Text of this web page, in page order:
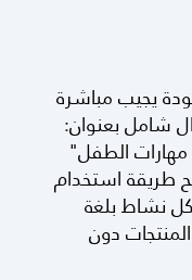
يجيب مباشرة
شامل بعنوان:
مهارات الطفل"
طريقة استخدام
نشاط بلغة
دون